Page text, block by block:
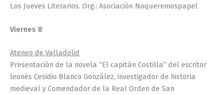
Los Jueves Literarios. Org.: Asociación Noqueremospapel
Viernes 8
Ateneo de Valladolid
Presentación de la novela “El capitán Costilla” del escritor
leonés Cesidio Blanco González, investigador de historia
medieval y Comendador de la Real Orden de San